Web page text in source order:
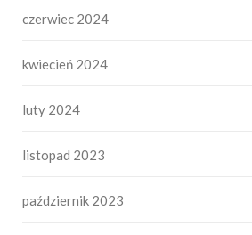
czerwiec 2024
kwiecień 2024
luty 2024
listopad 2023
październik 2023